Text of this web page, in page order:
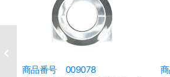
商品番号 009078